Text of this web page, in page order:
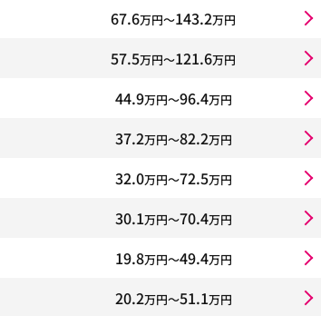
67.6万円〜143.2万円
57.5万円〜121.6万円
44.9万円〜96.4万円
37.2万円〜82.2万円
32.0万円〜72.5万円
30.1万円〜70.4万円
19.8万円〜49.4万円
20.2万円〜51.1万円